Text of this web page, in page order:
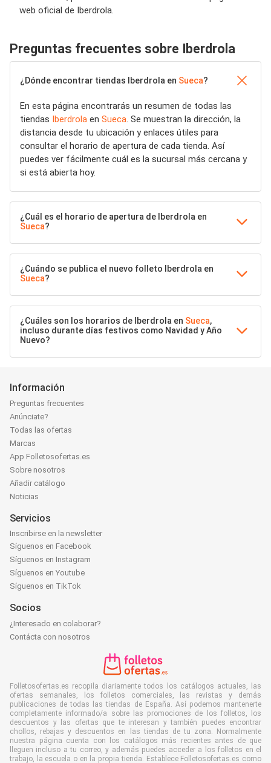
web oficial de Iberdrola.
Preguntas frecuentes sobre Iberdrola
¿Dónde encontrar tiendas Iberdrola en Sueca?
En esta página encontrarás un resumen de todas las
tiendas Iberdrola en Sueca. Se muestran la dirección, la
distancia desde tu ubicación y enlaces útiles para
consultar el horario de apertura de cada tienda. Así
puedes ver fácilmente cuál es la sucursal más cercana y
si está abierta hoy.
¿Cuál es el horario de apertura de Iberdrola en
Sueca?
¿Cuándo se publica el nuevo folleto Iberdrola en
Sueca?
¿Cuáles son los horarios de Iberdrola en Sueca,
incluso durante días festivos como Navidad y Año
Nuevo?
Información
Preguntas frecuentes
Anúnciate?
Todas las ofertas
Marcas
App Folletosofertas.es
Sobre nosotros
Añadir catálogo
Noticias
Servicios
Inscribirse en la newsletter
Síguenos en Facebook
Síguenos en Instagram
Síguenos en Youtube
Síguenos en TikTok
Socios
¿Interesado en colaborar?
Contácta con nosotros
Folletosofertas.es recopila diariamente todos los catálogos actuales, las
ofertas semanales, los folletos comerciales, las revistas y demás
publicaciones de todas las tiendas de España. Así podemos mantenerte
completamente informado/a sobre las promociones de los folletos, los
descuentos y las ofertas que te interesan y también puedes encontrar
chollos, rebajas y descuentos en las tiendas de tu zona. Normalmente
nuestra página cuenta con los catálogos más recientes antes de que
lleguen incluso a tu correo, y además puedes acceder a los folletos en el
trabajo, la escuela o en la propia tienda. Establece Folletosofertas.es como